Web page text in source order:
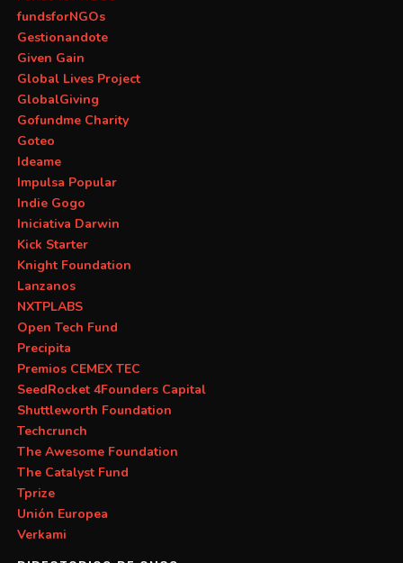
fundsforNGOs
Gestionandote
Given Gain
Global Lives Project
GlobalGiving
Gofundme Charity
Goteo
Ideame
Impulsa Popular
Indie Gogo
Iniciativa Darwin
Kick Starter
Knight Foundation
Lanzanos
NXTPLABS
Open Tech Fund
Precipita
Premios CEMEX TEC
SeedRocket 4Founders Capital
Shuttleworth Foundation
Techcrunch
The Awesome Foundation
The Catalyst Fund
Tprize
Unión Europea
Verkami